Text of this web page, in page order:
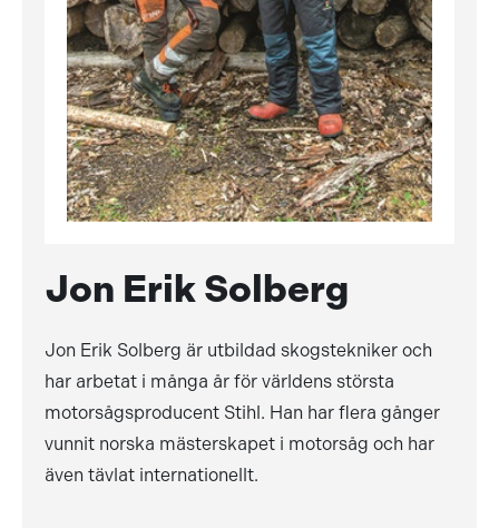
Jon Erik Solberg
Jon Erik Solberg är utbildad skogstekniker och
har arbetat i många år för världens största
motorsågsproducent Stihl. Han har flera gånger
vunnit norska mästerskapet i motorsåg och har
även tävlat internationellt.